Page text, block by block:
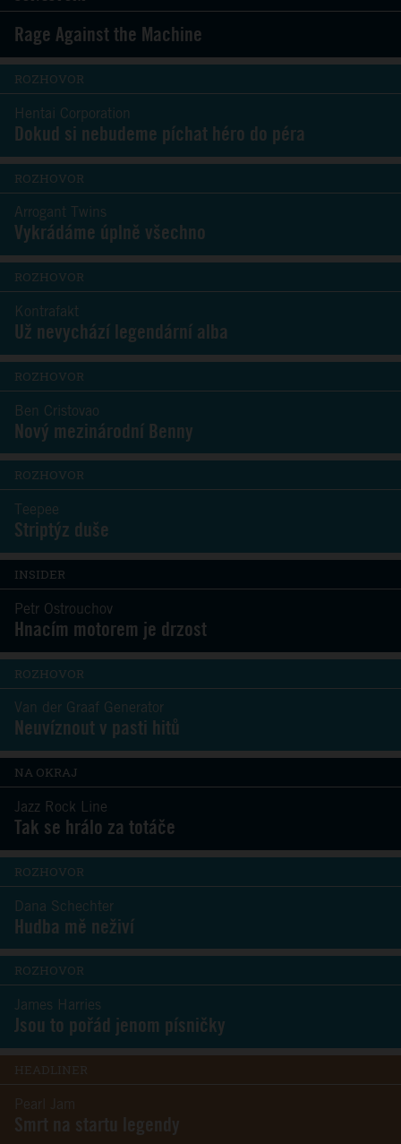
Rage Against the Machine
ROZHOVOR
Hentai Corporation
Dokud si nebudeme píchat héro do péra
ROZHOVOR
Arrogant Twins
Vykrádáme úplně všechno
ROZHOVOR
Kontrafakt
Už nevychází legendární alba
ROZHOVOR
Ben Cristovao
Nový mezinárodní Benny
ROZHOVOR
Teepee
Striptýz duše
INSIDER
Petr Ostrouchov
Hnacím motorem je drzost
ROZHOVOR
Van der Graaf Generator
Neuvíznout v pasti hitů
NA OKRAJ
Jazz Rock Line
Tak se hrálo za totáče
ROZHOVOR
Dana Schechter
Hudba mě neživí
ROZHOVOR
James Harries
Jsou to pořád jenom písničky
HEADLINER
Pearl Jam
Smrt na startu legendy